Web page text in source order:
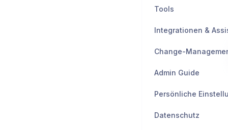
Tools
Integrationen &
Change-
Admin Guide
Persönliche
Datenschutz